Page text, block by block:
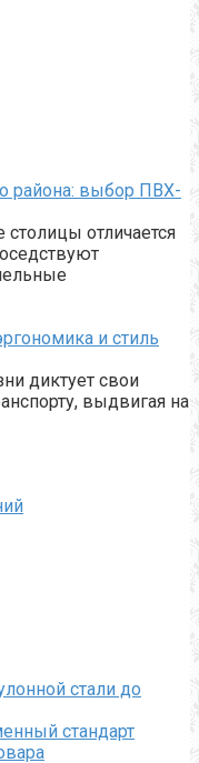
района: выбор ПВХ-
отличается
и стиль
диктует свои
выдвигая на
стали до
стандарт